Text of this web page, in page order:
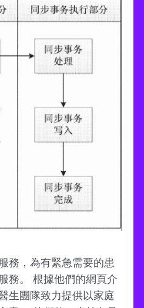
務，為有緊急需要的患
務。 根據他們的網頁介
生團隊致力提供以家庭